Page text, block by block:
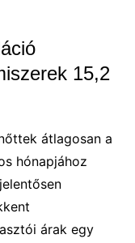
15,2
átlagosan a
hónapjához
árak egy